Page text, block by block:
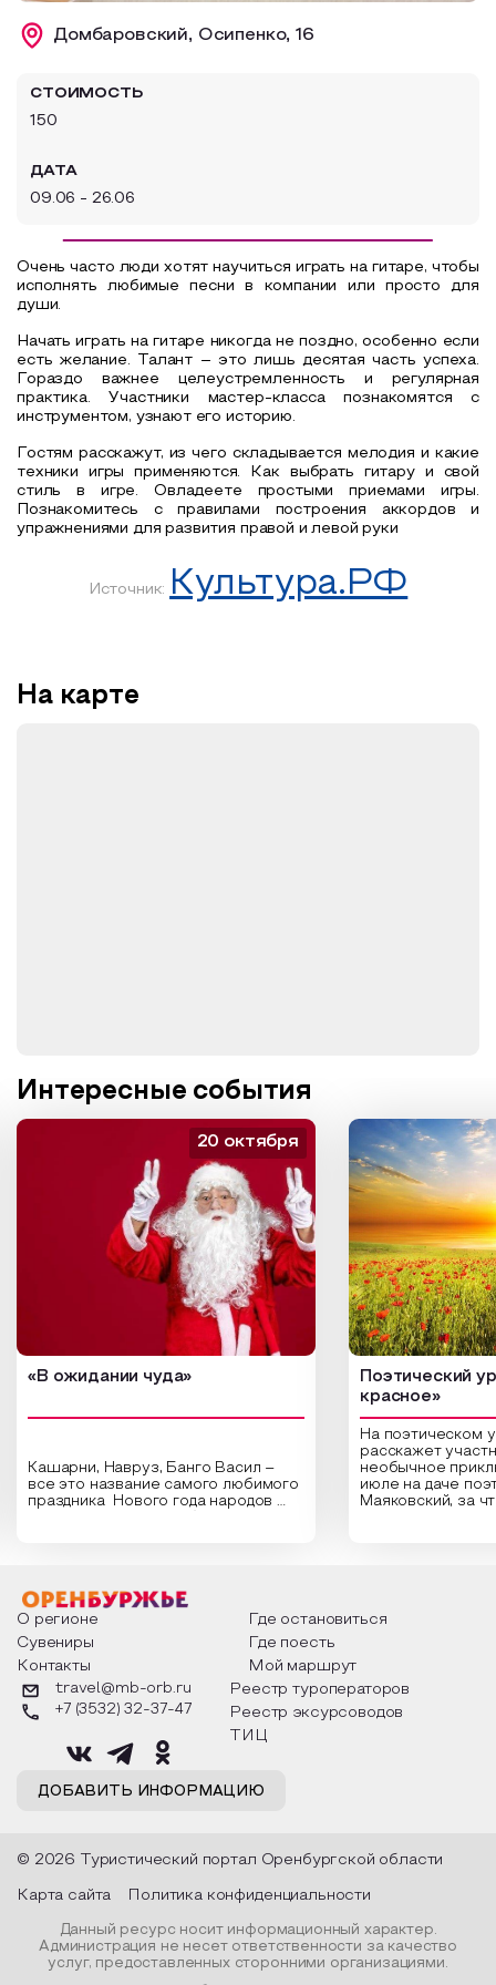
Образовательный туризм
Домбаровский, Осипенко, 16
СТОИМОСТЬ
150
ДАТА
09.06 - 26.06
Очень часто люди хотят научиться играть на гитаре, чтобы
исполнять любимые песни в компании или просто для
души.
Начать играть на гитаре никогда не поздно, особенно если
есть желание. Талант – это лишь десятая часть успеха.
Гораздо важнее целеустремленность и регулярная
практика. Участники мастер-класса познакомятся с
инструментом, узнают его историю.
Гостям расскажут, из чего складывается мелодия и какие
техники игры применяются. Как выбрать гитару и свой
стиль в игре. Овладеете простыми приемами игры.
Познакомитесь с правилами построения аккордов и
упражнениями для развития правой и левой руки
Источник: Культура.РФ
На карте
Интересные события
«В ожидании чуда»
Кашарни, Навруз, Банго Васил –
все это название самого любимого
праздника Нового года народов
о том, как встречают новый год в
разных уголках страны, какие
обряды совершают на удачу и
благополучие, в чем схожи и
различаются традиции. Кто такой
Дед Мороз и откуда он пришел, как
его называют в разных уголках
страны и как появились елочные
20 октября
Поэтический
красное»
На поэтическом
расскажет
необычное
июле на даче
Маяковский, за
Твардовского и
каждой строчке
восхищение
яркому времени
О регионе
Где остановиться
Сувениры
Где поесть
Контакты
Мой маршрут
ДОБАВИТЬ ИНФОРМАЦИЮ
travel@mb-orb.ru
+7 (3532) 32-37-47
Реестр туроператоров
Реестр эксурсоводов
ТИЦ
© 2026 Туристический портал Оренбургской области
Карта сайта Политика конфиденциальности
Данный ресурс носит информационный характер.
Администрация не несет ответственности за качество
услуг, предоставленных сторонними организациями.